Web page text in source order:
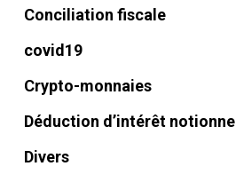
Conciliation fiscale
covid19
Crypto-monnaies
Déduction d’intérêt notionnel
Divers